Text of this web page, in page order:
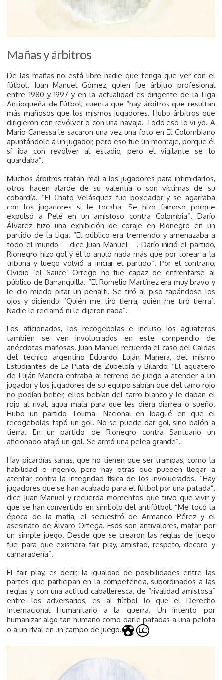
Mañas y árbitros
De las mañas no está libre nadie que tenga que ver con el
fútbol. Juan Manuel Gómez, quien fue árbitro profesional
entre 1980 y 1997 y en la actualidad es dirigente de la Liga
Antioqueña de Fútbol, cuenta que “hay árbitros que resultan
más mañosos que los mismos jugadores. Hubo árbitros que
dirigieron con revólver o con una navaja. Todo eso lo vi yo. A
Mario Canessa le sacaron una vez una foto en El Colombiano
apuntándole a un jugador, pero eso fue un montaje, porque él
sí iba con revólver al estadio, pero el vigilante se lo
guardaba”.
Muchos árbitros tratan mal a los jugadores para intimidarlos,
otros hacen alarde de su valentía o son víctimas de su
cobardía. “El Chato Velásquez fue boxeador y se agarraba
con los jugadores si le tocaba. Se hizo famoso porque
expulsó a Pelé en un amistoso contra Colombia”. Darío
Álvarez hizo una exhibición de coraje en Rionegro en un
partido de la Liga. “El público era tremendo y amenazaba a
todo el mundo —dice Juan Manuel—. Darío inició el partido,
Rionegro hizo gol y él lo anuló nada más que por torear a la
tribuna y luego volvió a iniciar el partido”. Por el contrario,
Ovidio ‘el Sauce’ Orrego no fue capaz de enfrentarse al
público de Barranquilla. “El Romelio Martínez era muy bravo y
le dio miedo pitar un penalti. Se tiró al piso tapándose los
ojos y diciendo: ‘Quién me tiró tierra, quién me tiró tierra’.
Nadie le reclamó ni le dijeron nada”.
Los aficionados, los recogebolas e incluso los aguateros
también se ven involucrados en este compendio de
anécdotas mañosas. Juan Manuel recuerda el caso del Caldas
del técnico argentino Eduardo Luján Manera, del mismo
Estudiantes de La Plata de Zubeldía y Bilardo: “El aguatero
de Luján Manera entraba al terreno de juego a atender a un
jugador y los jugadores de su equipo sabían que del tarro rojo
no podían beber, ellos bebían del tarro blanco y le daban el
rojo al rival, agua mala para que les diera diarrea o sueño.
Hubo un partido Tolima- Nacional en Ibagué en que el
recogebolas tapó un gol. No se puede dar gol, sino balón a
tierra. En un partido de Rionegro contra Santuario un
aficionado atajó un gol. Se armó una pelea grande”.
Hay picardías sanas, que no tienen que ser trampas, como la
habilidad o ingenio, pero hay otras que pueden llegar a
atentar contra la integridad física de los involucrados. “Hay
jugadores que se han acabado para el fútbol por una patada”,
dice Juan Manuel y recuerda momentos que tuvo que vivir y
que se han convertido en símbolo del antifútbol. “Me tocó la
época de la mafia, el secuestró de Armando Pérez y el
asesinato de Álvaro Ortega. Esos son antivalores, matar por
un simple juego. Desde que se crearon las reglas de juego
fue para que existiera fair play, amistad, respeto, decoro y
camaradería”.
El fair play, es decir, la igualdad de posibilidades entre las
partes que participan en la competencia, subordinados a las
reglas y con una actitud caballeresca, de “rivalidad amistosa”
entre los adversarios, es al fútbol lo que el Derecho
Internacional Humanitario a la guerra. Un intento por
humanizar algo tan humano como darle patadas a una pelota
o a un rival en un campo de juego.